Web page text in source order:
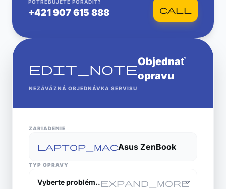
POTREBUJETE PORADIŤ?
+421 907 615 888 call
edit_noteObjednať
opravu
NEZÁVÄZNÁ OBJEDNÁVKA SERVISU
ZARIADENIE
laptop_macAsus ZenBook
TYP OPRAVY
expand_more